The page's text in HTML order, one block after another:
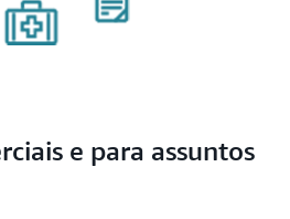
e para assuntos